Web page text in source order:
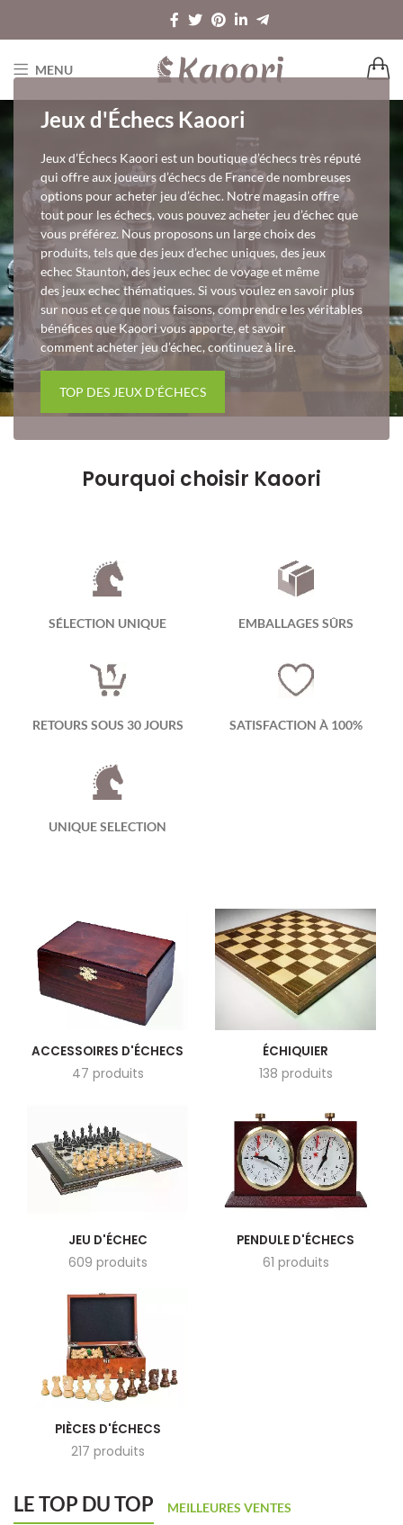
MENU
Jeux d'Échecs Kaoori
Jeux d’Échecs Kaoori est un boutique d’échecs très réputé
qui offre aux joueurs d’échecs de France de nombreuses
options pour acheter jeu d’échec. Notre magasin offre
tout pour les échecs, vous pouvez acheter jeu d’échec que
vous préférez. Nous proposons un large choix des
produits, tels que des jeux d’echec uniques, des jeux
echec Staunton, des jeux echec de voyage et même
des jeux echec thématiques. Si vous voulez en savoir plus
sur nous et ce que nous faisons, comprendre les véritables
bénéfices que Kaoori vous apporte, et savoir
comment acheter jeu d’échec, continuez à lire.
TOP DES JEUX D'ÉCHECS
Pourquoi choisir Kaoori
SÉLECTION UNIQUE EMBALLAGES SÛRS
RETOURS SOUS 30 JOURS SATISFACTION À 100%
UNIQUE SELECTION
ACCESSOIRES D'ÉCHECS
47 produits
ÉCHIQUIER
138 produits
JEU D'ÉCHEC
609 produits
PENDULE D'ÉCHECS
61 produits
PIÈCES D'ÉCHECS
217 produits
LE TOP DU TOP MEILLEURES VENTES